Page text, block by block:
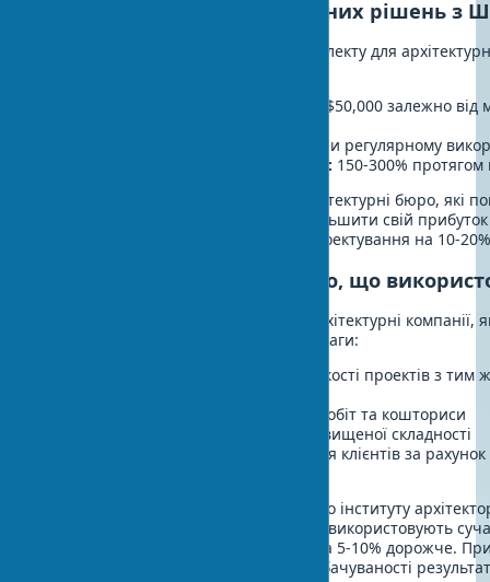
Рентабельність архітектурних рішень з
Інвестиції в технології штучного інтелекту для
від $5,000 до $50,000 залежно
6-18 місяців при регулярному
ROI (рентабельність інвестицій): 150-300%
Згідно з дослідженням McKinsey, архітектурні бюро, які
впровадили ШІ-рішення, змогли збільшити свій
одночасному зниженні витрат на проектування на 10-
Конкурентні переваги бюро, що
Окрім прямої економічної вигоди, архітектурні
отримують значні конкурентні переваги:
Можливість обробки більшої кількості проектів з
Більш точні терміни виконання робіт та кошториси
Здатність братися за проекти підвищеної складності
Підвищення якості обслуговування клієнтів за рахунок
Згідно з опитуванням Американського інституту
надають перевагу роботі з бюро, що використовують
навіть якщо їхні послуги коштують на 5-10% дорожче.
Упевненість у вищій якості та передбачуваності